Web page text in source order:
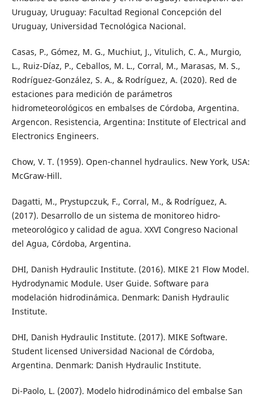
Uruguay, Uruguay: Facultad Regional Concepción del
Uruguay, Universidad Tecnológica Nacional.
Casas, P., Gómez, M. G., Muchiut, J., Vitulich, C. A., Murgio,
L., Ruiz-Díaz, P., Ceballos, M. L., Corral, M., Marasas, M. S.,
Rodríguez-González, S. A., & Rodríguez, A. (2020). Red de
estaciones para medición de parámetros
hidrometeorológicos en embalses de Córdoba, Argentina.
Argencon. Resistencia, Argentina: Institute of Electrical and
Electronics Engineers.
Chow, V. T. (1959). Open-channel hydraulics. New York, USA:
McGraw-Hill.
Dagatti, M., Prystupczuk, F., Corral, M., & Rodríguez, A.
(2017). Desarrollo de un sistema de monitoreo hidro-
meteorológico y calidad de agua. XXVI Congreso Nacional
del Agua, Córdoba, Argentina.
DHI, Danish Hydraulic Institute. (2016). MIKE 21 Flow Model.
Hydrodynamic Module. User Guide. Software para
modelación hidrodinámica. Denmark: Danish Hydraulic
Institute.
DHI, Danish Hydraulic Institute. (2017). MIKE Software.
Student licensed Universidad Nacional de Córdoba,
Argentina. Denmark: Danish Hydraulic Institute.
Di-Paolo, L. (2007). Modelo hidrodinámico del embalse San